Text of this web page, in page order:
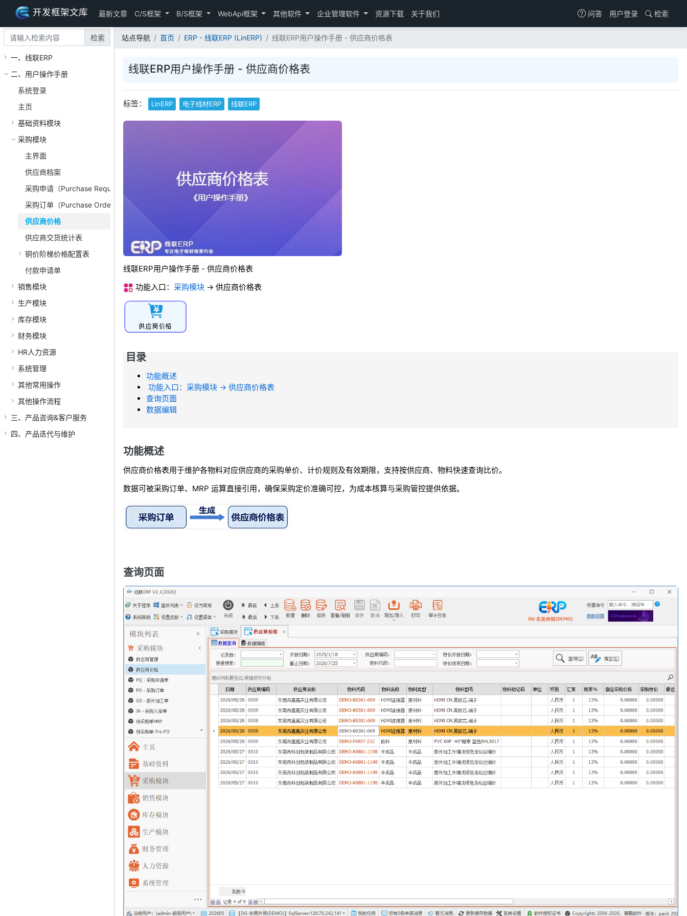
开发框架文库 最新文章 C/S框架 B/S框架 WebApi框架 其他软件 企业管理软件 资源下载 关于我们 问答 用户登录 检索
检索
一、线联ERP
二、用户操作手册
系统登录
主页
基础资料模块
采购模块
主界面
供应商档案
采购申请（Purchase Requisition）
采购订单（Purchase Order）
供应商价格
供应商交货统计表
铜价阶梯价格配置表
付款申请单
销售模块
生产模块
库存模块
财务模块
HR人力资源
系统管理
其他常用操作
其他操作流程
三、产品咨询&客户服务
四、产品迭代与维护
站点导航 首页 ERP - 线联ERP (LinERP) 线联ERP用户操作手册 - 供应商价格表
线联ERP用户操作手册 - 供应商价格表
标签： LinERP 电子线材ERP 线联ERP
线联ERP用户操作手册 - 供应商价格表
功能入口： 采购模块 -> 供应商价格表
目录
功能概述
功能入口：采购模块 -> 供应商价格表
查询页面
数据编辑
功能概述
供应商价格表用于维护各物料对应供应商的采购单价、计价规则及有效期限，支持按供应商、物料快速查询比价。
数据可被采购订单、MRP 运算直接引用，确保采购定价准确可控，为成本核算与采购管控提供依据。
查询页面